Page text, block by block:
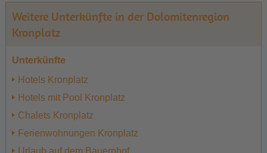
Weitere Unterkünfte in der Dolomitenregion
Kronplatz
Unterkünfte
Hotels Kronplatz
Hotels mit Pool Kronplatz
Chalets Kronplatz
Ferienwohnungen Kronplatz
Urlaub auf dem Bauernhof